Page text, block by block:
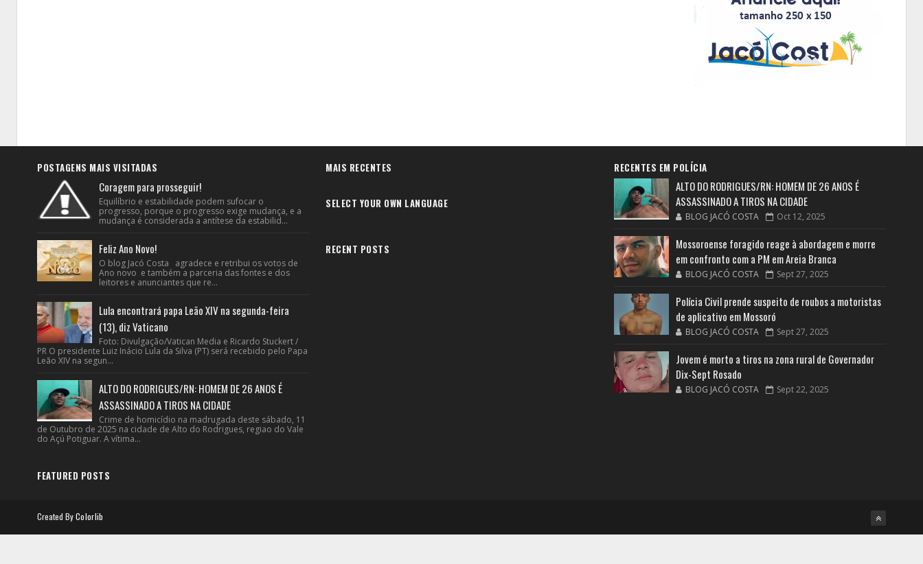
POSTAGENS MAIS VISITADAS
Coragem para prosseguir!
Equilíbrio e estabilidade podem sufocar o
progresso, porque o progresso exige mudança, e a
mudança é considerada a antítese da estabilid...
Feliz Ano Novo!
O blog Jacó Costa agradece e retribui os votos de
Ano novo e também a parceria das fontes e dos
leitores e anunciantes que re...
Lula encontrará papa Leão XIV na segunda-feira
(13), diz Vaticano
Foto: Divulgação/Vatican Media e Ricardo Stuckert /
PR O presidente Luiz Inácio Lula da Silva (PT) será recebido pelo Papa
Leão XIV na segun...
ALTO DO RODRIGUES/RN: HOMEM DE 26 ANOS É
ASSASSINADO A TIROS NA CIDADE
Crime de homicídio na madrugada deste sábado, 11
de Outubro de 2025 na cidade de Alto do Rodrigues, regiao do Vale
do Açú Potiguar. A vítima...
FEATURED POSTS
MAIS RECENTES
SELECT YOUR OWN LANGUAGE
RECENT POSTS
RECENTES EM POLÍCIA
ALTO DO RODRIGUES/RN: HOMEM DE 26 ANOS É
ASSASSINADO A TIROS NA CIDADE
BLOG JACÓ COSTA Oct 12, 2025
Mossoroense foragido reage à abordagem e morre
em confronto com a PM em Areia Branca
BLOG JACÓ COSTA Sept 27, 2025
Polícia Civil prende suspeito de roubos a motoristas
de aplicativo em Mossoró
BLOG JACÓ COSTA Sept 27, 2025
Jovem é morto a tiros na zona rural de Governador
Dix-Sept Rosado
BLOG JACÓ COSTA Sept 22, 2025
Created ByColorlib